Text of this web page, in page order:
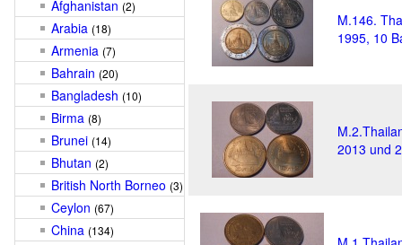
Afghanistan (2)
Arabia (18)
Armenia (7)
Bahrain (20)
Bangladesh (10)
Birma (8)
Brunei (14)
Bhutan (2)
British North Borneo (3)
Ceylon (67)
China (134)
M.146.
1995, 10
2013 und